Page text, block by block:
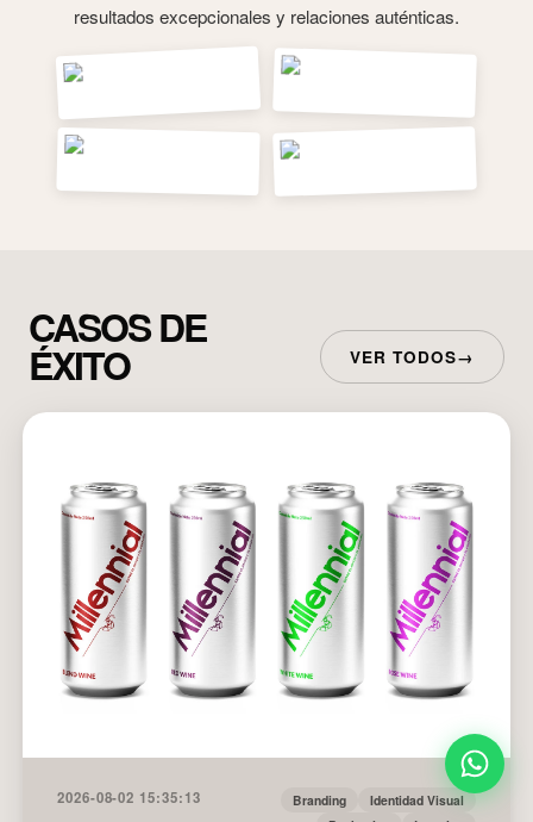
resultados excepcionales y relaciones auténticas.
CASOS DE
ÉXITO VER TODOS→
2026-08-02 15:35:13 Branding
Identidad Visual